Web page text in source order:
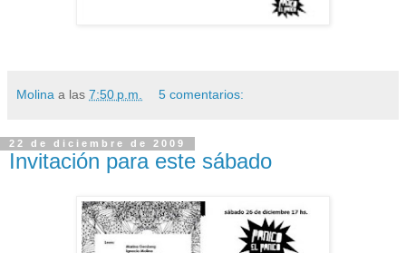
Molina a las 7:50 p.m. 5 comentarios:
22 de diciembre de 2009
Invitación para este sábado